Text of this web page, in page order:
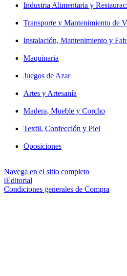
Industria Alimentaria y
Transporte y Mantenimiento de
Instalación, Mantenimiento y
Maquinaria
Juegos de Azar
Artes y Artesanía
Madera, Mueble y Corcho
Textil, Confección y Piel
Oposiciones
Navega en el sitio completo
iEditorial
Condiciones generales de Compra